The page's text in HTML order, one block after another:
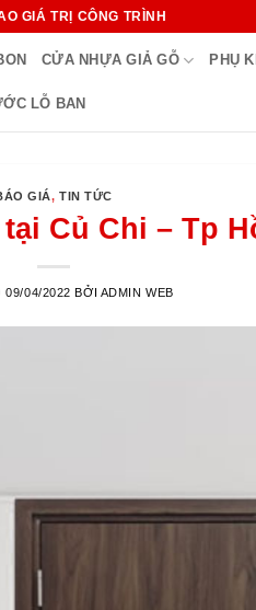
GIÁ TRỊ CÔNG TRÌNH
CỬA NHỰA GIẢ GỖ PHỤ
LỖ BAN
GIÁ,TIN TỨC
Củ Chi – Tp
09/04/2022 BỞI ADMIN WEB